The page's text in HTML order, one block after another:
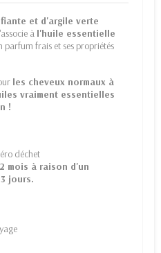
et d'argile verte
à l'huile essentielle
parfum frais et ses propriétés
les cheveux normaux à
vraiment essentielles
!
déchet
mois à raison d'un
jours.